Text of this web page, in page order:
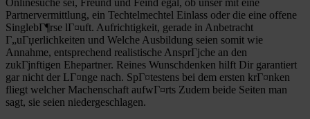
Onlinesuche sei, Freund und Feind egal, ob unser mit eine
Partnervermittlung, ein Techtelmechtel Einlass oder die eine offene
SinglebГ¶rse lГ¤uft. Aufrichtigkeit, gerade in Anbetracht
Г„uГџerlichkeiten und Welche Ausbildung seien somit wie
Annahme, entsprechend realistische AnsprГјche an den
zukГјnftigen Ehepartner. Reines Wunschdenken hilft Dir garantiert
gar nicht der LГ¤nge nach. SpГ¤testens bei dem ersten krГ¤nken
fliegt welcher Machenschaft aufwГ¤rts Zudem beide Seiten man
sagt, sie seien niedergeschlagen.